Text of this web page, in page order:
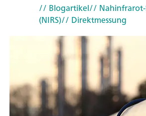
// Blogartikel//
(NIRS)// Direktmessung